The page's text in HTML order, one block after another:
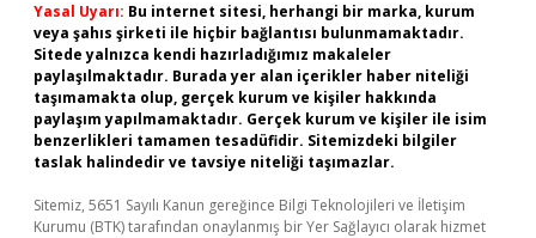
Yasal Uyarı: Bu internet sitesi, herhangi bir marka, kurum
veya şahıs şirketi ile hiçbir bağlantısı bulunmamaktadır.
Sitede yalnızca kendi hazırladığımız makaleler
paylaşılmaktadır. Burada yer alan içerikler haber niteliği
taşımamakta olup, gerçek kurum ve kişiler hakkında
paylaşım yapılmamaktadır. Gerçek kurum ve kişiler ile isim
benzerlikleri tamamen tesadüfidir. Sitemizdeki bilgiler
taslak halindedir ve tavsiye niteliği taşımazlar.
Sitemiz, 5651 Sayılı Kanun gereğince Bilgi Teknolojileri ve İletişim
Kurumu (BTK) tarafından onaylanmış bir Yer Sağlayıcı olarak hizmet